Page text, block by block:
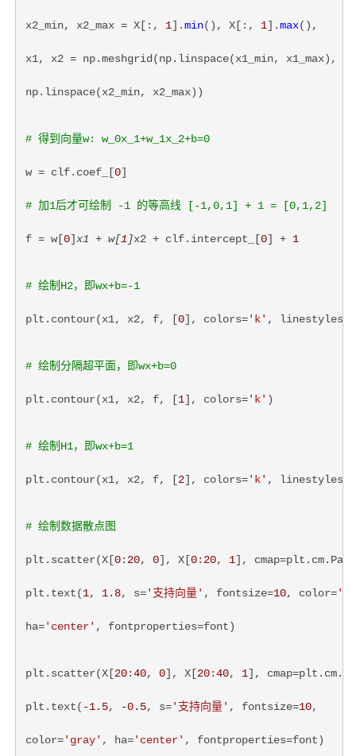
x2_min, x2_max = X[:, 1].min(), X[:, 1].max(),
x1, x2 = np.meshgrid(np.linspace(x1_min, x1_max),
np.linspace(x2_min, x2_max))
# 得到向量w: w_0x_1+w_1x_2+b=0
w = clf.coef_[0]
# 加1后才可绘制 -1 的等高线 [-1,0,1] + 1 = [0,1,2]
f = w[0]x1 + w[1]x2 + clf.intercept_[0] + 1
# 绘制H2，即wx+b=-1
plt.contour(x1, x2, f, [0], colors='k' , linestyles=
# 绘制分隔超平面，即wx+b=0
plt.contour(x1, x2, f, [1], colors='k' )
# 绘制H1，即wx+b=1
plt.contour(x1, x2, f, [2], colors='k' , linestyles=
# 绘制数据散点图
plt.scatter(X[0: 20, 0], X[0: 20, 1],
plt.text(1, 1.8, s='支持向量' , fontsize=10, color=
ha='center' , fontproperties=font)
plt.scatter(X[20:40, 0], X[20:40, 1],
plt.text( -1.5, -0.5, s='支持向量' , fontsize=10,
color='gray' , ha='center' , fontproperties=font)